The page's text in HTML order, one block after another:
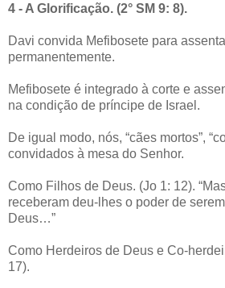
4 - A Glorificação. (2° SM 9: 8).
Davi convida Mefibosete para
permanentemente.
Mefibosete é integrado à corte e
na condição de príncipe de Israel.
De igual modo, nós, “cães mortos”,
convidados à mesa do Senhor.
Como Filhos de Deus. (Jo 1: 12).
receberam deu-lhes o poder de
Deus…”
Como Herdeiros de Deus e Co-
17).